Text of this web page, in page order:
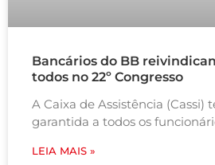
Bancários do BB
todos no 22º Congresso
A Caixa de Assistência (Cassi)
garantida a todos os
LEIA MAIS »